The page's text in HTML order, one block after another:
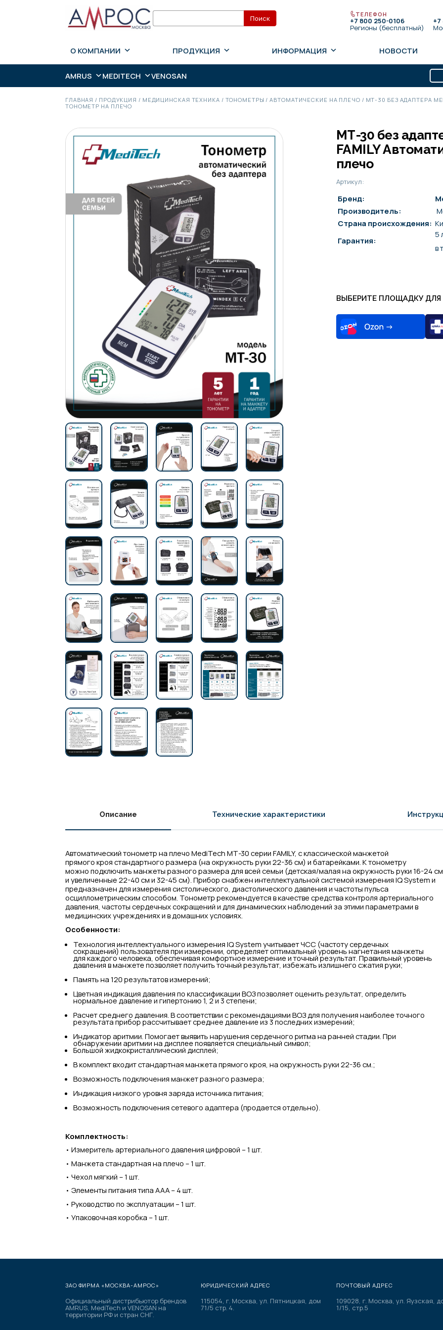
ТЕЛЕФОН
+7 800 250-0106
Регионы (бесплатный)
+7
О КОМПАНИИ ПРОДУКЦИЯ ИНФОРМАЦИЯ НОВОСТИ
AMRUS MEDITECH VENOSAN
ГЛАВНАЯ / ПРОДУКЦИЯ / МЕДИЦИНСКАЯ ТЕХНИКА / ТОНОМЕТРЫ /АВТОМАТИЧЕСКИЕ НА ПЛЕЧО / МТ-30 БЕЗ АДАПТЕРА
ТОНОМЕТР НА ПЛЕЧО
МТ-30 без
FAMILY
плечо
Артикул:
Бренд:
Производитель:
Страна происхождения:
Гарантия:
5
в
ВЫБЕРИТЕ ПЛОЩАДКУ ДЛЯ
Описание Технические характеристики
Автоматический тонометр на плечо MediTech МТ-30 серии FAMILY, с классической манжетой
прямого кроя стандартного размера (на окружность руки 22-36 см) и батарейками. К тонометру
можно подключить манжеты разного размера для всей семьи (детская/малая на окружность руки 16-24 см
и увеличенные 22-40 см и 32-45 см). Прибор снабжен интеллектуальной системой измерения IQ System и
предназначен для измерения систолического, диастолического давления и частоты пульса
осциллометрическим способом. Тонометр рекомендуется в качестве средства контроля артериального
давления, частоты сердечных сокращений и для динамических наблюдений за этими параметрами в
медицинских учреждениях и в домашних условиях.
Особенности:
Технология интеллектуального измерения IQ System учитывает ЧСС (частоту сердечных
сокращений) пользователя при измерении, определяет оптимальный уровень нагнетания манжеты
для каждого человека, обеспечивая комфортное измерение и точный результат. Правильный уровень
давления в манжете позволяет получить точный результат, избежать излишнего сжатия руки;
Память на 120 результатов измерений;
Цветная индикация давления по классификации ВОЗ позволяет оценить результат, определить
нормальное давление и гипертонию 1, 2 и 3 степени;
Расчет среднего давления. В соответствии с рекомендациями ВОЗ для получения наиболее точного
результата прибор рассчитывает среднее давление из 3 последних измерений;
Индикатор аритмии. Помогает выявить нарушения сердечного ритма на ранней стадии. При
обнаружении аритмии на дисплее появляется специальный символ;
Большой жидкокристаллический дисплей;
В комплект входит стандартная манжета прямого кроя, на окружность руки 22-36 см.;
Возможность подключения манжет разного размера;
Индикация низкого уровня заряда источника питания;
Возможность подключения сетевого адаптера (продается отдельно).
Комплектность:
• Измеритель артериального давления цифровой – 1 шт.
• Манжета стандартная на плечо – 1 шт.
• Чехол мягкий – 1 шт.
• Элементы питания типа ААА – 4 шт.
• Руководство по эксплуатации – 1 шт.
• Упаковочная коробка – 1 шт.
ЗАО ФИРМА «МОСКВА-АМРОС»
Официальный дистрибьютор брендов
AMRUS, MediTech и VENOSAN на
территории РФ и стран СНГ.
ЮРИДИЧЕСКИЙ АДРЕС
115054, г. Москва, ул. Пятницкая, дом
71/5 стр. 4.
ПОЧТОВЫЙ АДРЕС
109028, г. Москва, ул. Яузская,
1/15, стр.5